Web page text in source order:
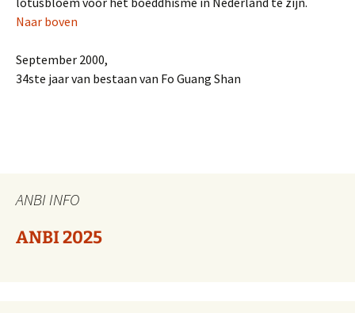
Naar boven
September 2000,
34ste jaar van bestaan van Fo Guang Shan
ANBI INFO
ANBI 2025